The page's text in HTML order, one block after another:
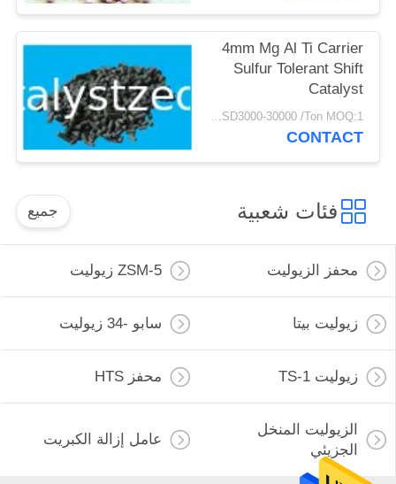
4mm Mg Al Ti Carrier
Sulfur Tolerant Shift
Catalyst
USD3000-30000 /Ton MOQ:1 كغم
CONTACT
فئات شعبية جميع
محفز الزيوليت ZSM-5 زيوليت
زيوليت بيتا سابو -34 زيوليت
زيوليت TS-1 محفز HTS
الزيوليت المنخل
الجزيئي
عامل إزالة الكبريت